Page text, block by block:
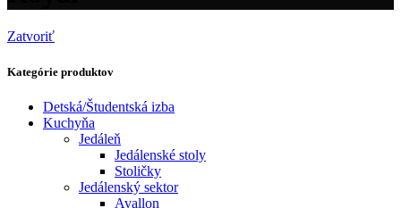
Zatvoriť
Kategórie produktov
Detská/Študentská izba
Kuchyňa
Jedáleň
Jedálenské stoly
Stoličky
Jedálenský sektor
Avallon